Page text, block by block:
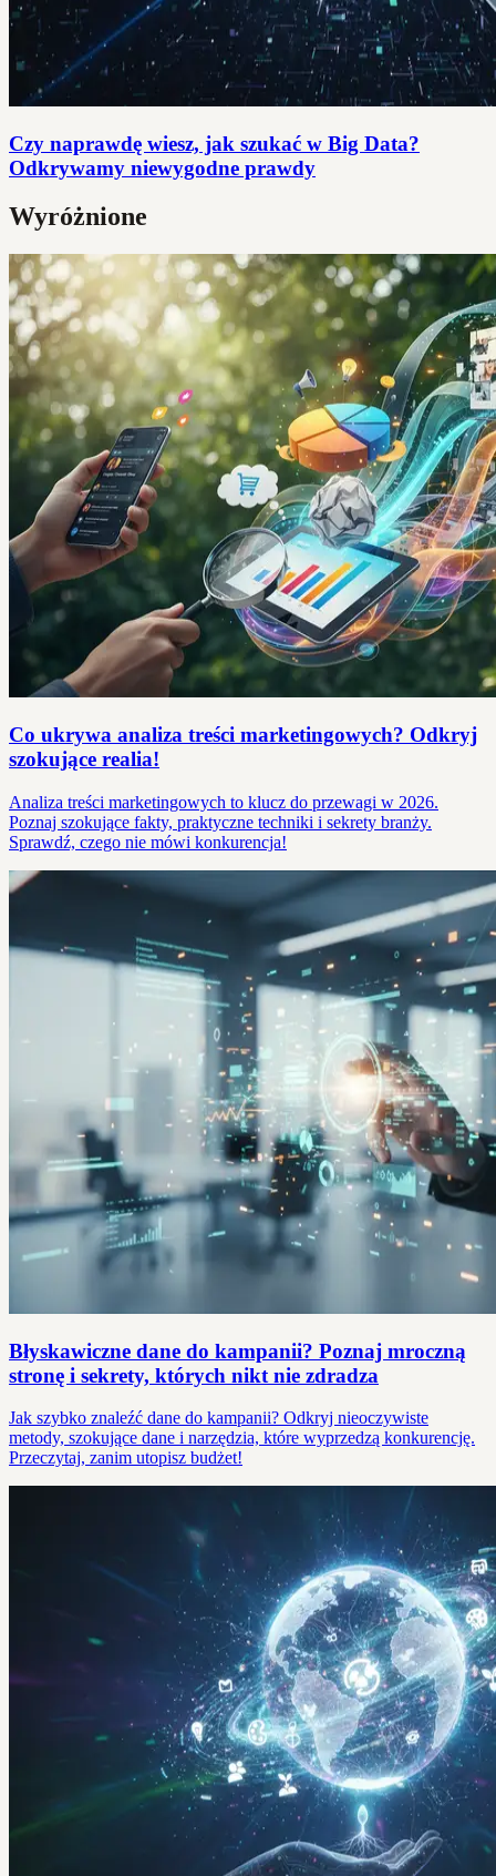
Czy naprawdę wiesz, jak szukać w Big Data?
Odkrywamy niewygodne prawdy
Wyróżnione
Co ukrywa analiza treści marketingowych? Odkryj
szokujące realia!
Analiza treści marketingowych to klucz do przewagi w 2026.
Poznaj szokujące fakty, praktyczne techniki i sekrety branży.
Sprawdź, czego nie mówi konkurencja!
Błyskawiczne dane do kampanii? Poznaj mroczną
stronę i sekrety, których nikt nie zdradza
Jak szybko znaleźć dane do kampanii? Odkryj nieoczywiste
metody, szokujące dane i narzędzia, które wyprzedzą konkurencję.
Przeczytaj, zanim utopisz budżet!